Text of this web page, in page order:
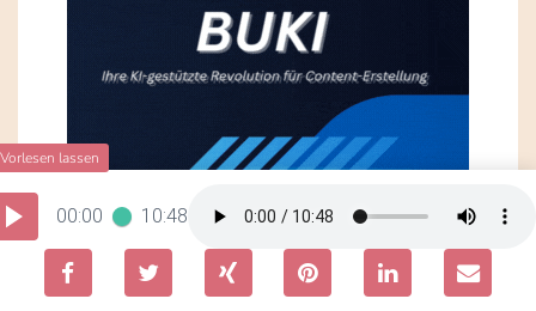
00:00 10:48
Beliebte Kategorien